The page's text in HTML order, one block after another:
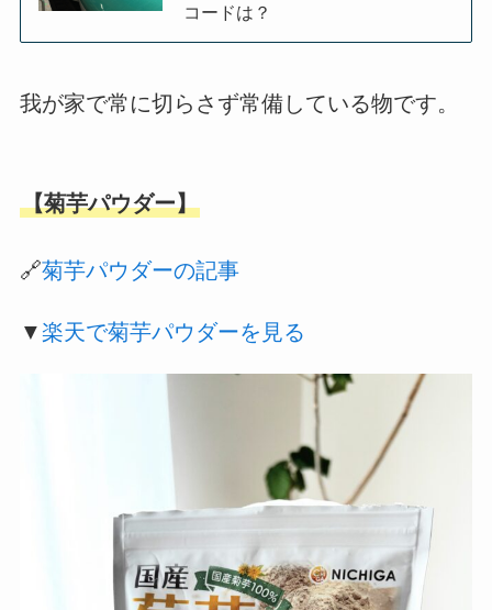
コードは？
我が家で常に切らさず常備している物です。
【菊芋パウダー】
🔗菊芋パウダーの記事
▼楽天で菊芋パウダーを見る